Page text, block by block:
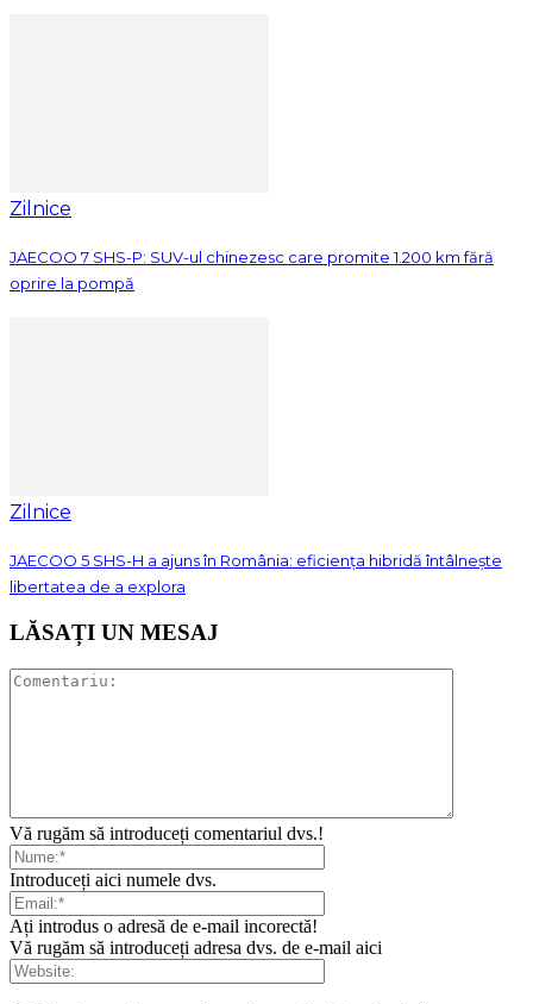
Zilnice
JAECOO 7 SHS-P: SUV-ul chinezesc care promite 1.200 km fără
oprire la pompă
Zilnice
JAECOO 5 SHS-H a ajuns în România: eficiența hibridă întâlnește
libertatea de a explora
LĂSAȚI UN MESAJ
Vă rugăm să introduceți comentariul dvs.!
Introduceți aici numele dvs.
Ați introdus o adresă de e-mail incorectă!
Vă rugăm să introduceți adresa dvs. de e-mail aici